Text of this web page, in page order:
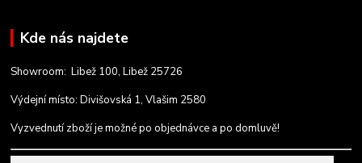
Kde nás najdete
Showroom: Libež 100, Libež 25726
Výdejní místo: Divišovská 1, Vlašim 2580
Vyzvednutí zboží je možné po objednávce a po domluvě!